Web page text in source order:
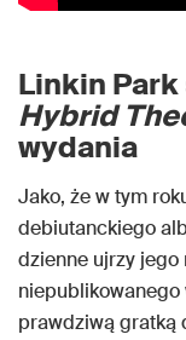
Linkin
Hybrid
wydania
Jako, że w tym
debiutanckiego
dzienne ujrzy
niepublikowanego
prawdziwą gratką